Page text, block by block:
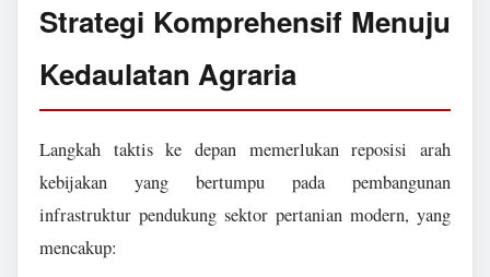
Strategi Komprehensif Menuju
Kedaulatan Agraria
Langkah taktis ke depan memerlukan reposisi arah
kebijakan yang bertumpu pada pembangunan
infrastruktur pendukung sektor pertanian modern, yang
mencakup: